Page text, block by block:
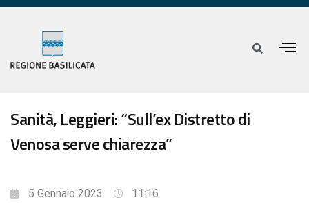
Sanità, Leggieri: “Sull’ex Distretto di
Venosa serve chiarezza”
5 Gennaio 2023 11:16